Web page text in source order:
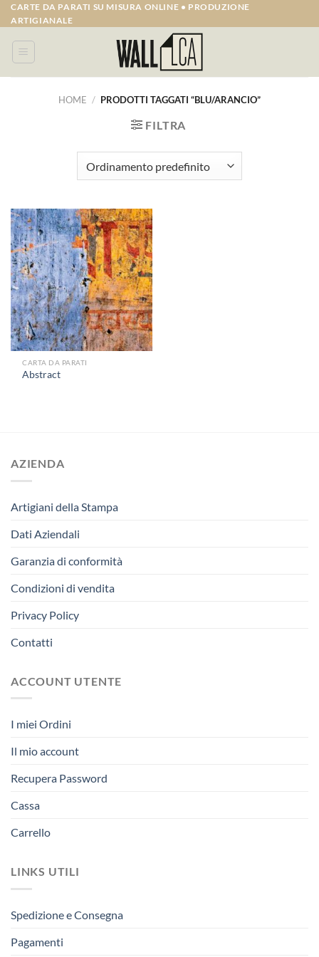
Salta
ai
contenuti
CARTE DA PARATI SU MISURA ONLINE • PRODUZIONE
ARTIGIANALE
HOME / PRODOTTI TAGGATI “BLU/ARANCIO”
FILTRA
CARTA DA PARATI
Abstract
AZIENDA
Artigiani della Stampa
Dati Aziendali
Garanzia di conformità
Condizioni di vendita
Privacy Policy
Contatti
ACCOUNT UTENTE
I miei Ordini
Il mio account
Recupera Password
Cassa
Carrello
LINKS UTILI
Spedizione e Consegna
Pagamenti